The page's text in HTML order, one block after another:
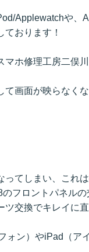
Applewatchや、
ております！
マホ修理工房二俣
て画面が映らなく
ってしまい、これ
フロントパネルの
ツ交換でキレイに
ォン）やiPad（ア